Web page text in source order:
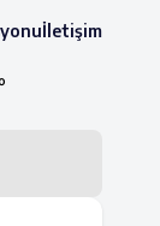
İletişim